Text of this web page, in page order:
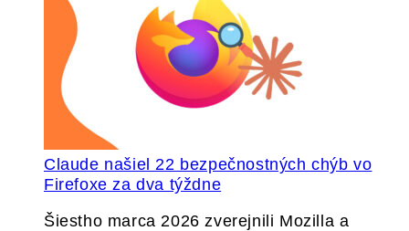
Claude našiel 22 bezpečnostných chýb vo
Firefoxe za dva týždne
Šiestho marca 2026 zverejnili Mozilla a